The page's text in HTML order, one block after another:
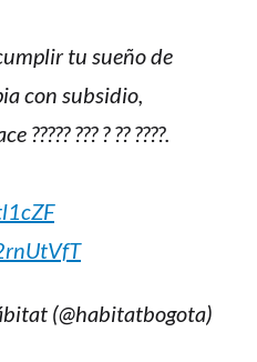
tu sueño de
con subsidio,
??? ? ?? ????.
(@habitatbogota)